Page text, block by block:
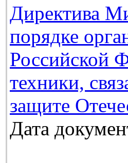
Директива
порядке
Российской
техники,
защите
Дата